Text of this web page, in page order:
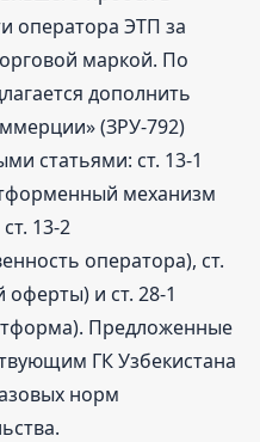
оператора ЭТП за
маркой. По
дополнить
(ЗРУ-792)
статьями: ст. 13-1
механизм
13-2
оператора), ст.
и ст. 28-1
Предложенные
ГК Узбекистана
норм